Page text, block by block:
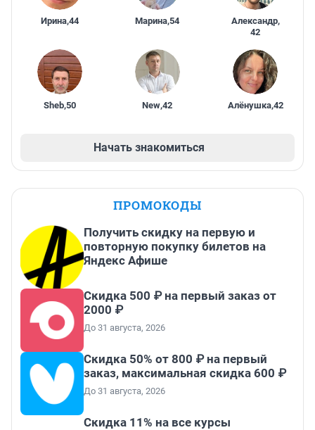
Ирина,44 Марина,54 Александр,
42
Sheb,50 New,42 Алёнушка,42
Начать знакомиться
ПРОМОКОДЫ
Получить скидку на первую и
повторную покупку билетов на
Яндекс Афише
Скидка 500 ₽ на первый заказ от
2000 ₽
До 31 августа, 2026
Скидка 50% от 800 ₽ на первый
заказ, максимальная скидка 600 ₽
До 31 августа, 2026
Скидка 11% на все курсы